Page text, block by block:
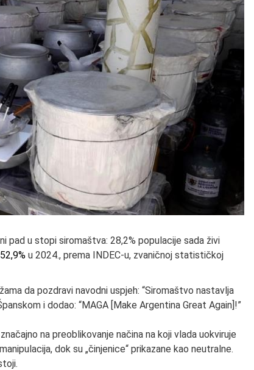
pad u stopi siromaštva: 28,2% populacije sada živi
u 2024., prema INDEC-u, zvaničnoj statističkoj
da pozdravi navodni uspjeh: “Siromaštvo nastavlja
i dodao: “MAGA [Make Argentina Great Again]!”
na preoblikovanje načina na koji vlada uokviruje
dok su „činjenice“ prikazane kao neutralne.